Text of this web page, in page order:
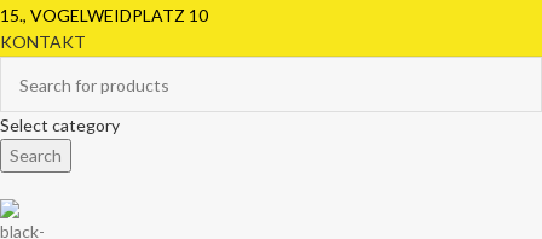
15., VOGELWEIDPLATZ 10
KONTAKT
Select category
Search